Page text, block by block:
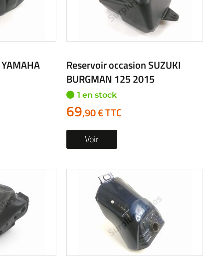
Reservoir occasion SUZUKI
BURGMAN 125 2015
1 en stock
69,90 € TTC
Voir